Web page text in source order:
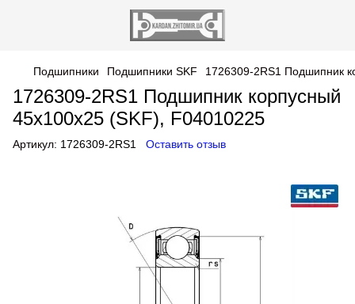
Подшипники Подшипники SKF 1726309-2RS1 Подшипник
1726309-2RS1 Подшипник корпусный
45х100х25 (SKF), F04010225
Артикул: 1726309-2RS1 Оставить отзыв